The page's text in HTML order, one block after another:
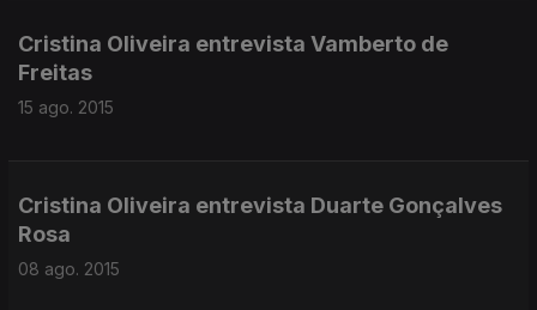
Cristina Oliveira entrevista Vamberto de
Freitas
15 ago. 2015
Cristina Oliveira entrevista Duarte Gonçalves
Rosa
08 ago. 2015